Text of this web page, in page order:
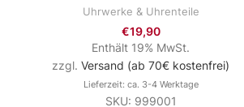
Uhrwerke & Uhrenteile
€19,90
Enthält 19% MwSt.
zzgl. Versand (ab 70€ kostenfrei)
Lieferzeit: ca. 3-4 Werktage
SKU: 999001